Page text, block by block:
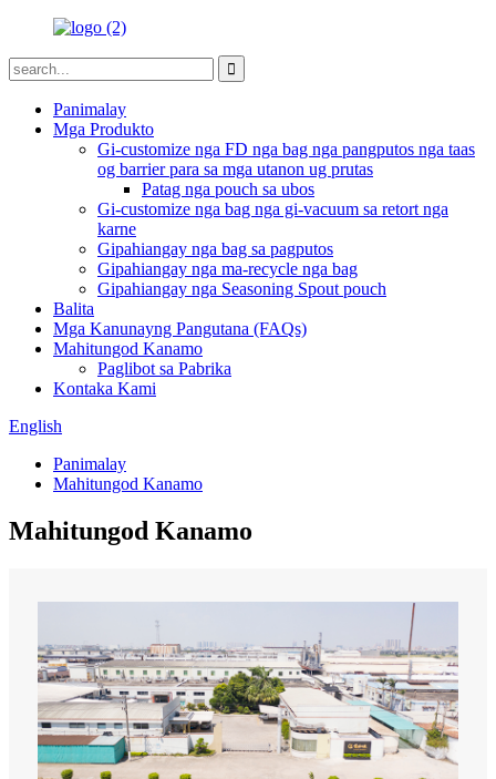
Panimalay
Mga Produkto
Gi-customize nga FD nga bag nga pangputos nga taas
og barrier para sa mga utanon ug prutas
Patag nga pouch sa ubos
Gi-customize nga bag nga gi-vacuum sa retort nga
karne
Gipahiangay nga bag sa pagputos
Gipahiangay nga ma-recycle nga bag
Gipahiangay nga Seasoning Spout pouch
Balita
Mga Kanunayng Pangutana (FAQs)
Mahitungod Kanamo
Paglibot sa Pabrika
Kontaka Kami
English
Panimalay
Mahitungod Kanamo
Mahitungod Kanamo